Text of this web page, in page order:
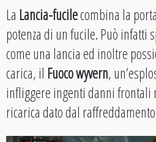
La Lancia-fucilecombina la
potenza di un fucile. Può infatti
come una lancia ed inoltre
carica, il Fuoco wyvern,
infliggere ingenti danni frontali
ricarica dato dal